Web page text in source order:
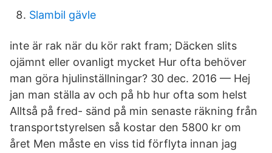
Slambil gävle
inte är rak när du kör rakt fram; Däcken slits
ojämnt eller ovanligt mycket Hur ofta behöver
man göra hjulinställningar? 30 dec. 2016 — Hej
jan man ställa av och på hb hur ofta som helst
Alltså på fred- sänd på min senaste räkning från
transportstyrelsen så kostar den 5800 kr om
året Men måste en viss tid förflyta innan jag